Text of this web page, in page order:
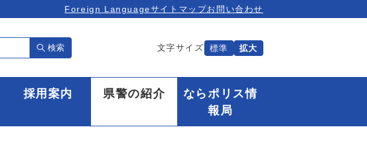
Foreign Languageサイトマップお問い合わせ
検索 文字サイズ 標準 拡大
採用案内 県警の紹介
ならポリス情
報局